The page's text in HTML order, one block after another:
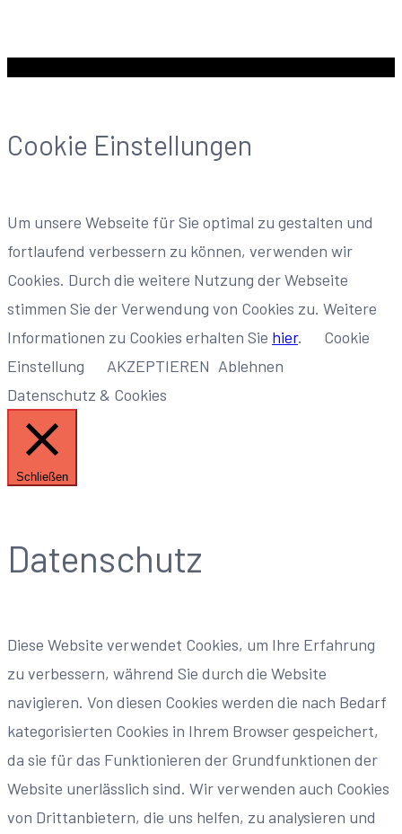
Cookie Einstellungen
Um unsere Webseite für Sie optimal zu gestalten und
fortlaufend verbessern zu können, verwenden wir
Cookies. Durch die weitere Nutzung der Webseite
stimmen Sie der Verwendung von Cookies zu. Weitere
Informationen zu Cookies erhalten Sie hier.
Cookie
Einstellung
AKZEPTIEREN Ablehnen
Datenschutz & Cookies
Schließen
Datenschutz
Diese Website verwendet Cookies, um Ihre Erfahrung
zu verbessern, während Sie durch die Website
navigieren. Von diesen Cookies werden die nach Bedarf
kategorisierten Cookies in Ihrem Browser gespeichert,
da sie für das Funktionieren der Grundfunktionen der
Website unerlässlich sind. Wir verwenden auch Cookies
von Drittanbietern, die uns helfen, zu analysieren und